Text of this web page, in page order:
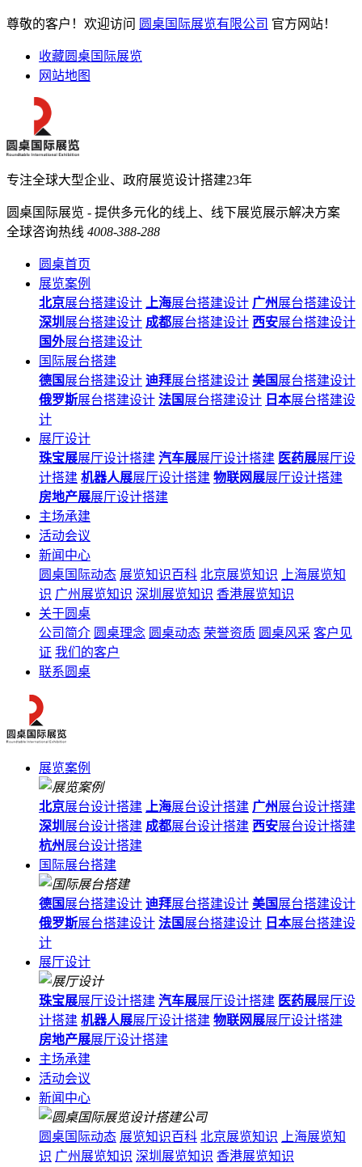
尊敬的客户！欢迎访问 圆桌国际展览有限公司 官方网站！
收藏圆桌国际展览
网站地图
专注全球大型企业、政府展览设计搭建23年
圆桌国际展览 - 提供多元化的线上、线下展览展示解决方案
全球咨询热线 4008-388-288
圆桌首页
展览案例
北京展台搭建设计 上海展台搭建设计 广州展台搭建设计
深圳 展台搭建设计 成都展台搭建设计 西安展台搭建设计
国外展台搭建设计
国际展台搭建
德国 展台搭建设计 迪拜展台搭建设计 美国 展台搭建设计
俄罗斯展台搭建设计 法国 展台搭建设计 日本展台搭建设
计
展厅设计
珠宝展展厅设计搭建 汽车展展厅设计搭建 医药展展厅设
计搭建 机器人展展厅设计搭建 物联网展展厅设计搭建
房地产展展厅设计搭建
主场承建
活动会议
新闻中心
圆桌国际动态 展览知识百科 北京展览知识
上海展览知
识 广州展览知识 深圳展览知识 香港展览知识
关于圆桌
公司简介 圆桌理念 圆桌动态 荣誉资质 圆桌风采 客户见
证 我们的客户
联系圆桌
展览案例
北京展台设计搭建 上海展台设计搭建 广州展台设计搭建
深圳 展台设计搭建 成都展台设计搭建 西安展台设计搭建
杭州展台设计搭建
国际展台搭建
德国 展台搭建设计 迪拜展台搭建设计 美国 展台搭建设计
俄罗斯展台搭建设计 法国 展台搭建设计 日本展台搭建设
计
展厅设计
珠宝展展厅设计搭建 汽车展展厅设计搭建 医药展展厅设
计搭建 机器人展展厅设计搭建 物联网展展厅设计搭建
房地产展展厅设计搭建
主场承建
活动会议
新闻中心
圆桌国际动态 展览知识百科 北京展览知识
上海展览知
识 广州展览知识 深圳展览知识 香港展览知识